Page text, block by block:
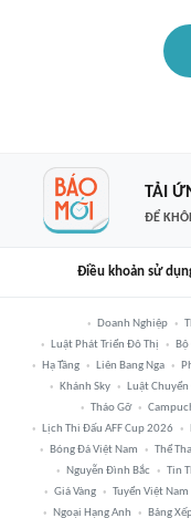
TẢI
ĐỂ
Điều khoản sử
Doanh Nghiệp
Luật Phát Triển Đô Thị
Bộ
Hạ Tầng
Liên Bang Nga
Khánh Sky
Luật Chuyển
Tháo Gỡ
Lịch Thi Đấu AFF Cup 2026
Bóng Đá Việt Nam
Thể
Nguyễn Đình Bắc
Tin
Giá Vàng
Tuyển Việt Nam
Ngoại Hạng Anh
Bảng